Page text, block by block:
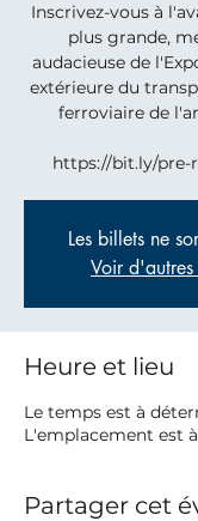
Inscrivez-vous à
plus grande,
audacieuse de
extérieure du
ferroviaire de
https://bit.ly/pre-
Les billets ne
Voir d'autres
Heure et lieu
Le temps est à
L'emplacement est
Partager cet